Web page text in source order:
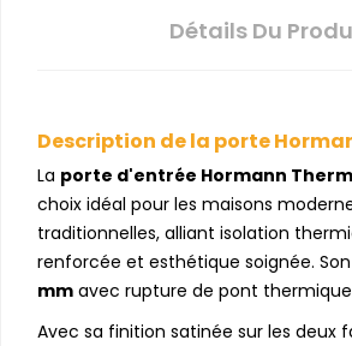
Détails Du
Description de la porte
La porte d'entrée Hormann
choix idéal pour les maisons
traditionnelles, alliant isolation
renforcée et esthétique soignée.
mm avec rupture de pont
Avec sa finition satinée sur les deux